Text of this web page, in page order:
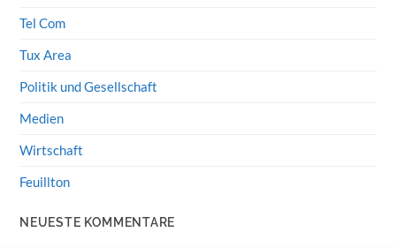
Tel Com
Tux Area
Politik und Gesellschaft
Medien
Wirtschaft
Feuillton
NEUESTE KOMMENTARE